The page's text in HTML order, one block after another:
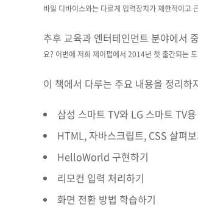
바일 디바이스와는 다르게 입력장치가 제한적이고
추후 교육과 엔터테인먼트 분야에서
요? 이번에 저희 제이펍에서 2014년 첫 출간되는
이 책에서 다루는 주요 내용을 정리하
삼성 스마트 TV와 LG 스마트 TV
HTML, 자바스크립트, CSS 살펴
HelloWorld 구현하기
리모컨 입력 처리하기
화면 전환 방법 학습하기